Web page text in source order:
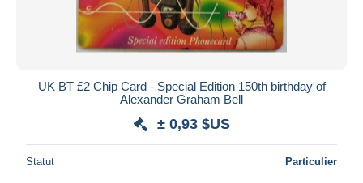
UK BT £2 Chip Card - Special Edition 150th birthday of
Alexander Graham Bell
± 0,93 $US
Statut Particulier